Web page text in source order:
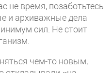
не время, позаботьтесь
и архиважные дела
сил. Не стоит
чем-то новым,